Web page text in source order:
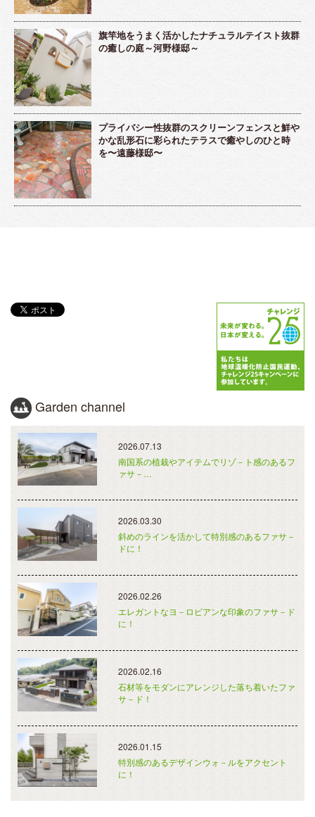
旗竿地をうまく活かしたナチュラルテイスト抜群
の癒しの庭～河野様邸～
プライバシー性抜群のスクリーンフェンスと鮮や
かな乱形石に彩られたテラスで癒やしのひと時
を〜遠藤様邸〜
Garden channel
2026.07.13
南国系の植栽やアイテムでリゾ－ト感のあるフ
ァサ－…
2026.03.30
斜めのラインを活かして特別感のあるファサ－
ドに！
2026.02.26
エレガントなヨ－ロピアンな印象のファサ－ド
に！
2026.02.16
石材等をモダンにアレンジした落ち着いたファ
サ－ド！
2026.01.15
特別感のあるデザインウォ－ルをアクセント
に！